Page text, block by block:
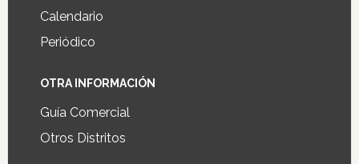
Calendario
Periódico
OTRA INFORMACIÓN
Guía Comercial
Otros Distritos